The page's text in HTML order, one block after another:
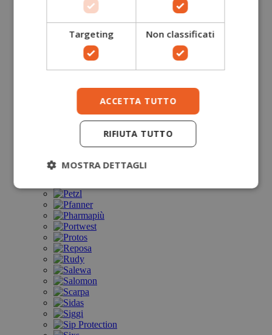
Targeting Non classificati
ACCETTA TUTTO
RIFIUTA TUTTO
MOSTRA DETTAGLI